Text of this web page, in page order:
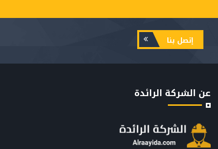
إتصل بنا
عن الشركة الرائدة